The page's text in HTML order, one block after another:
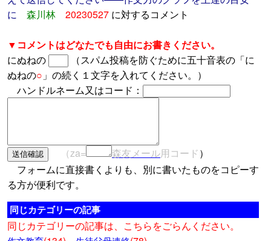
に
森川林 20230527 に対するコメント
▼コメントはどなたでも自由にお書きください。
にぬねの
（スパム投稿を防ぐために五十音表の「に
ぬねの○ 」の続く１文字を入れてください。）
ハンドルネーム又はコード：
（za= 森友メール用コード）
フォームに直接書くよりも、別に書いたものをコピーす
る方が便利です。
同じカテゴリーの記事
同じカテゴリーの記事は、こちらをごらんください。